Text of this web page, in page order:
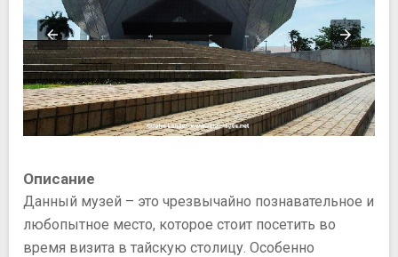
Описание
Данный музей – это чрезвычайно познавательное и
любопытное место, которое стоит посетить во
время визита в тайскую столицу. Особенно